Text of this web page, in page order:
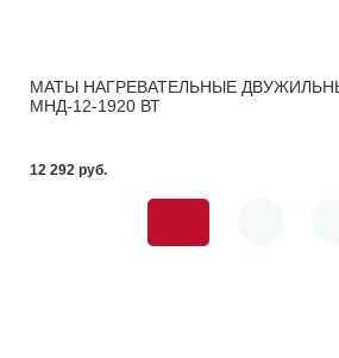
МАТЫ НАГРЕВАТЕЛЬНЫЕ
МНД-12-1920 ВТ
12 292 pуб.